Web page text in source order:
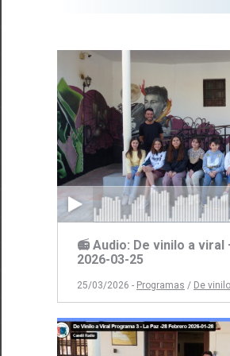
📻 Audio: De vinilo a viral
2026-03-25
25/03/2026 - Programas / De